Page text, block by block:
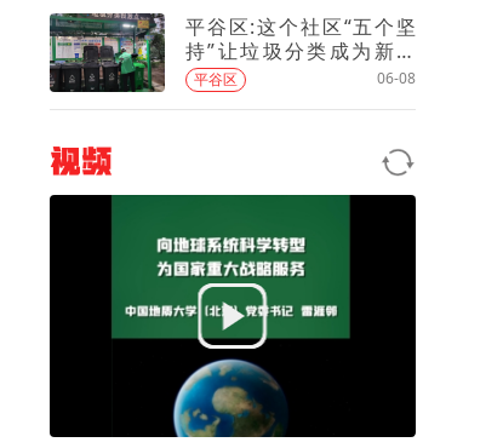
平谷区:这个社区“五个坚
持”让垃圾分类成为新时
尚！
平谷区 06-08
视频